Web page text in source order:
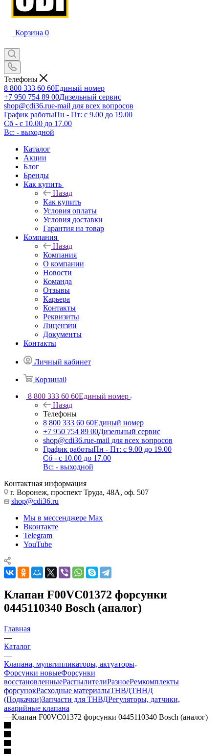
Корзина 0
Телефоны
8 800 333 60 60Единый номер
+7 950 754 89 00Дизельный сервис
shop@cdi36.rue-mail для всех вопросов
График работыПн - Пт: с 9.00 до 19.00
Сб - с 10.00 до 17.00
Вс: - выходной
Каталог
Акции
Блог
Бренды
Как купить
Назад
Как купить
Условия оплаты
Условия доставки
Гарантия на товар
Компания
Назад
Компания
О компании
Новости
Команда
Отзывы
Карьера
Контакты
Реквизиты
Лицензии
Документы
Контакты
Личный кабинет
Корзина0
8 800 333 60 60Единый номер
Назад
Телефоны
8 800 333 60 60Единый номер
+7 950 754 89 00Дизельный сервис
shop@cdi36.rue-mail для всех вопросов
График работыПн - Пт: с 9.00 до 19.00
Сб - с 10.00 до 17.00
Вс: - выходной
Контактная информация
г. Воронеж, проспект Труда, 48А, оф. 507
shop@cdi36.ru
Мы в мессенджере Max
Вконтакте
Telegram
YouTube
Клапан F00VC01372 форсунки
0445110340 Bosch (аналог)
Главная
—
Каталог
—
Клапана, мультипликаторы, актуаторы
Форсунки новыеФорсунки
восстановленныеРаспылителиРазноеРемкомплекты
форсунокРасходные материалыТНВДТННД
(Подкачки)Запчасти для ТНВДРегуляторы, датчики,
аварийные клапана
—Клапан F00VC01372 форсунки 0445110340 Bosch (аналог)